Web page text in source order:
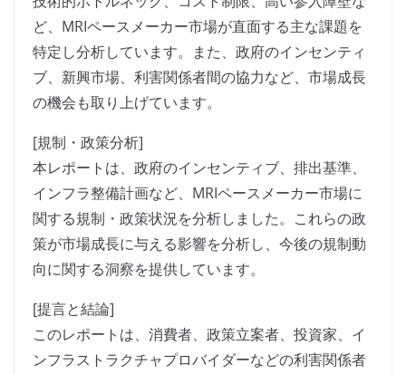
ど、MRIペースメーカー市場が直面する主な課題を
特定し分析しています。また、政府のインセンティ
ブ、新興市場、利害関係者間の協力など、市場成長
の機会も取り上げています。
[規制・政策分析]
本レポートは、政府のインセンティブ、排出基準、
インフラ整備計画など、MRIペースメーカー市場に
関する規制・政策状況を分析しました。これらの政
策が市場成長に与える影響を分析し、今後の規制動
向に関する洞察を提供しています。
[提言と結論]
このレポートは、消費者、政策立案者、投資家、イ
ンフラストラクチャプロバイダーなどの利害関係者